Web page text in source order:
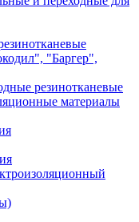
"Баргер",
резинотканевые
материалы